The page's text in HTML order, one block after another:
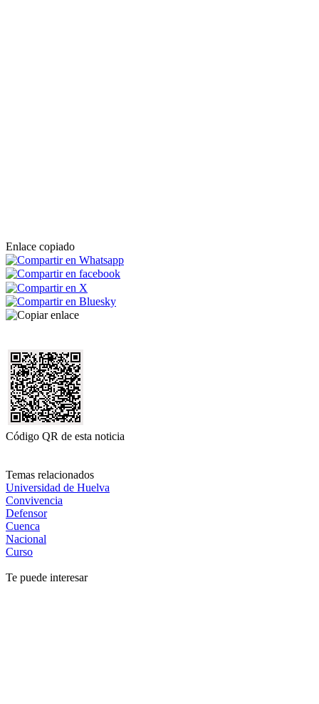
Enlace copiado
Código QR de esta noticia
Temas relacionados
Universidad de Huelva
Convivencia
Defensor
Cuenca
Nacional
Curso
Te puede interesar